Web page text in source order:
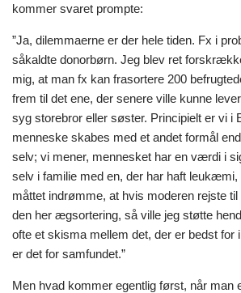
kommer svaret prompte:
”Ja, dilemmaerne er der hele tiden. Fx i
såkaldte donorbørn. Jeg blev ret
mig, at man fx kan frasortere 200
frem til det ene, der senere ville kunne
syg storebror eller søster. Principielt er vi i
menneske skabes med et andet formål
selv; vi mener, mennesket har en værdi i
selv i familie med en, der har haft leukæmi,
måttet indrømme, at hvis moderen rejste
den her ægsortering, så ville jeg støtte
ofte et skisma mellem det, der er bedst for
er det for samfundet.”
Men hvad kommer egentlig først, når man